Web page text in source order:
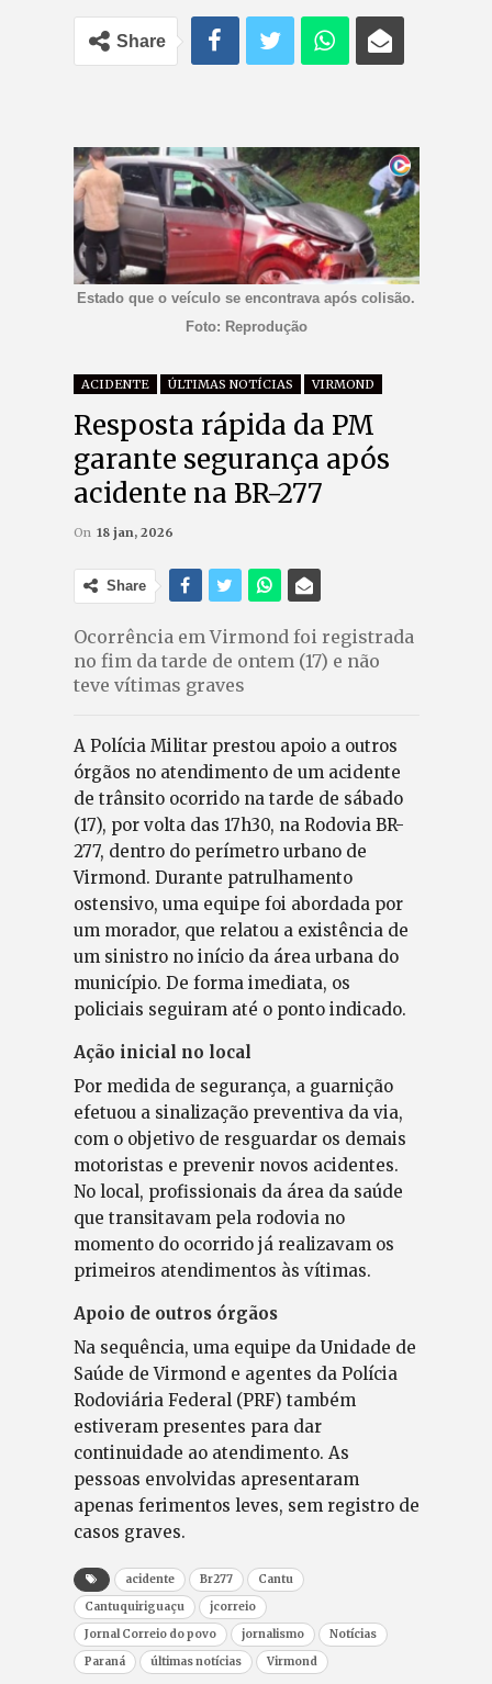
Share
Estado que o veículo se encontrava após colisão.
Foto: Reprodução
ACIDENTE ÚLTIMAS NOTÍCIAS VIRMOND
Resposta rápida da PM
garante segurança após
acidente na BR-277
On 18 jan, 2026
Share
Ocorrência em Virmond foi registrada
no fim da tarde de ontem (17) e não
teve vítimas graves
A Polícia Militar prestou apoio a outros
órgãos no atendimento de um acidente
de trânsito ocorrido na tarde de sábado
(17), por volta das 17h30, na Rodovia BR-
277, dentro do perímetro urbano de
Virmond. Durante patrulhamento
ostensivo, uma equipe foi abordada por
um morador, que relatou a existência de
um sinistro no início da área urbana do
município. De forma imediata, os
policiais seguiram até o ponto indicado.
Ação inicial no local
Por medida de segurança, a guarnição
efetuou a sinalização preventiva da via,
com o objetivo de resguardar os demais
motoristas e prevenir novos acidentes.
No local, profissionais da área da saúde
que transitavam pela rodovia no
momento do ocorrido já realizavam os
primeiros atendimentos às vítimas.
Apoio de outros órgãos
Na sequência, uma equipe da Unidade de
Saúde de Virmond e agentes da Polícia
Rodoviária Federal (PRF) também
estiveram presentes para dar
continuidade ao atendimento. As
pessoas envolvidas apresentaram
apenas ferimentos leves, sem registro de
casos graves.
acidente Br277
Cantu
Cantuquiriguaçu
jcorreio
Jornal Correio do povo
jornalismo
Notícias
Paraná
últimas notícias Virmond